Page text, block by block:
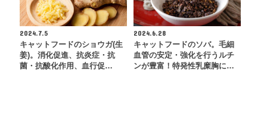
2024.7.5
キャットフードのショウガ(生
姜)。消化促進、抗炎症・抗
菌・抗酸化作用、血行促…
2024.6.28
キャットフードのソバ。毛細
血管の安定・強化を行うルチ
ンが豊富！特発性乳糜胸に…